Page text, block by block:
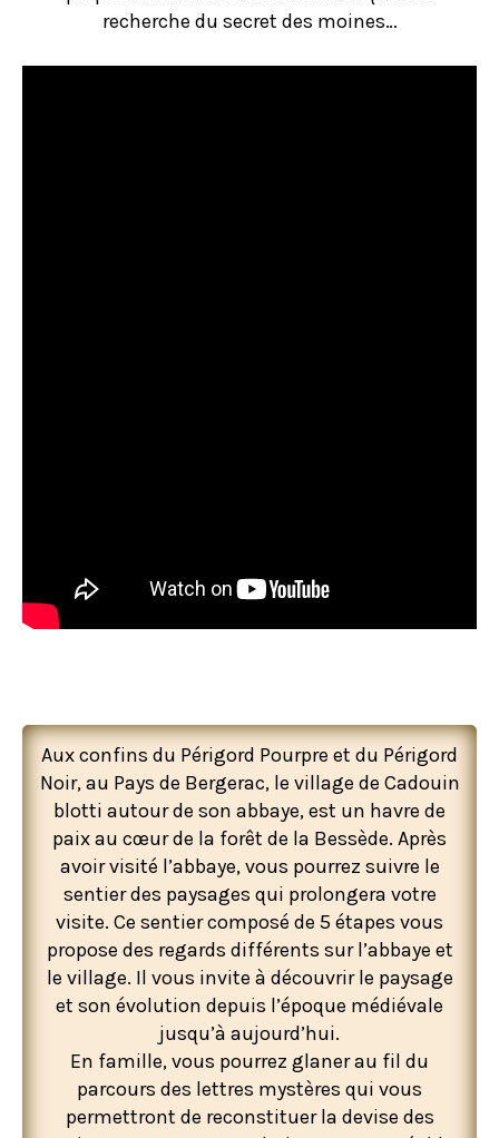
recherche du secret des moines…
Aux confins du Périgord Pourpre et du Périgord
Noir, au Pays de Bergerac, le village de Cadouin
blotti autour de son abbaye, est un havre de
paix au cœur de la forêt de la Bessède. Après
avoir visité l’abbaye, vous pourrez suivre le
sentier des paysages qui prolongera votre
visite. Ce sentier composé de 5 étapes vous
propose des regards différents sur l’abbaye et
le village. Il vous invite à découvrir le paysage
et son évolution depuis l’époque médiévale
jusqu’à aujourd’hui.
En famille, vous pourrez glaner au fil du
parcours des lettres mystères qui vous
permettront de reconstituer la devise des